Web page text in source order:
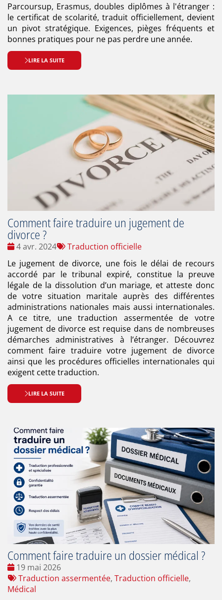
Parcoursup, Erasmus, doubles diplômes à l'étranger :
le certificat de scolarité, traduit officiellement, devient
un pivot stratégique. Exigences, pièges fréquents et
bonnes pratiques pour ne pas perdre une année.
LIRE LA SUITE
Comment faire traduire un jugement de
divorce ?
Date
4 avr. 2024
Tags
Traduction officielle
Le jugement de divorce, une fois le délai de recours
accordé par le tribunal expiré, constitue la preuve
légale de la dissolution d’un mariage, et atteste donc
de votre situation maritale auprès des différentes
administrations nationales mais aussi internationales.
A ce titre, une traduction assermentée de votre
jugement de divorce est requise dans de nombreuses
démarches administratives à l’étranger. Découvrez
comment faire traduire votre jugement de divorce
ainsi que les procédures officielles internationales qui
exigent cette traduction.
LIRE LA SUITE
Comment faire traduire un dossier médical ?
Date
:
19 mai 2026
Tags
:
Traduction assermentée, Traduction officielle,
Médical